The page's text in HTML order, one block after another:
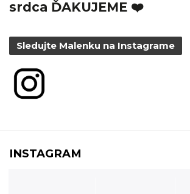
srdca ĎAKUJEME ❤️
Sledujte Malenku na Instagrame
INSTAGRAM